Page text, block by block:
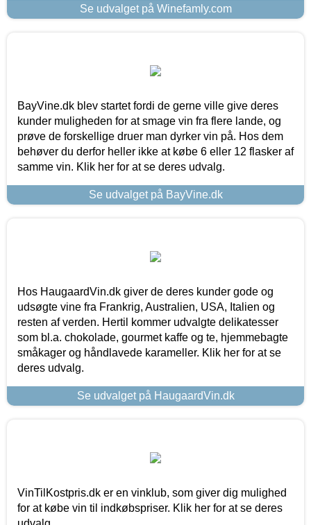
Se udvalget på Winefamly.com
BayVine.dk blev startet fordi de gerne ville give deres
kunder muligheden for at smage vin fra flere lande, og
prøve de forskellige druer man dyrker vin på. Hos dem
behøver du derfor heller ikke at købe 6 eller 12 flasker af
samme vin. Klik her for at se deres udvalg.
Se udvalget på BayVine.dk
Hos HaugaardVin.dk giver de deres kunder gode og
udsøgte vine fra Frankrig, Australien, USA, Italien og
resten af verden. Hertil kommer udvalgte delikatesser
som bl.a. chokolade, gourmet kaffe og te, hjemmebagte
småkager og håndlavede karameller. Klik her for at se
deres udvalg.
Se udvalget på HaugaardVin.dk
VinTilKostpris.dk er en vinklub, som giver dig mulighed
for at købe vin til indkøbspriser. Klik her for at se deres